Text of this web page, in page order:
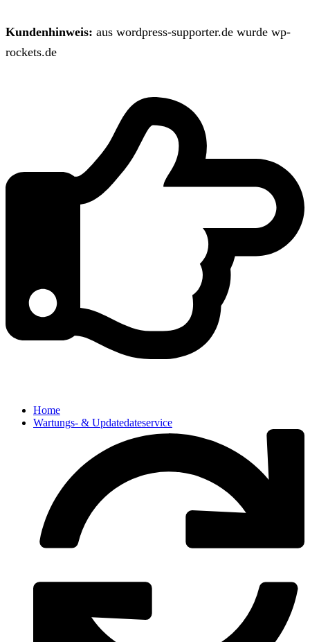
Kundenhinweis: aus wordpress-supporter.de wurde wp-
rockets.de
Home
Wartungs- & Updatedateservice